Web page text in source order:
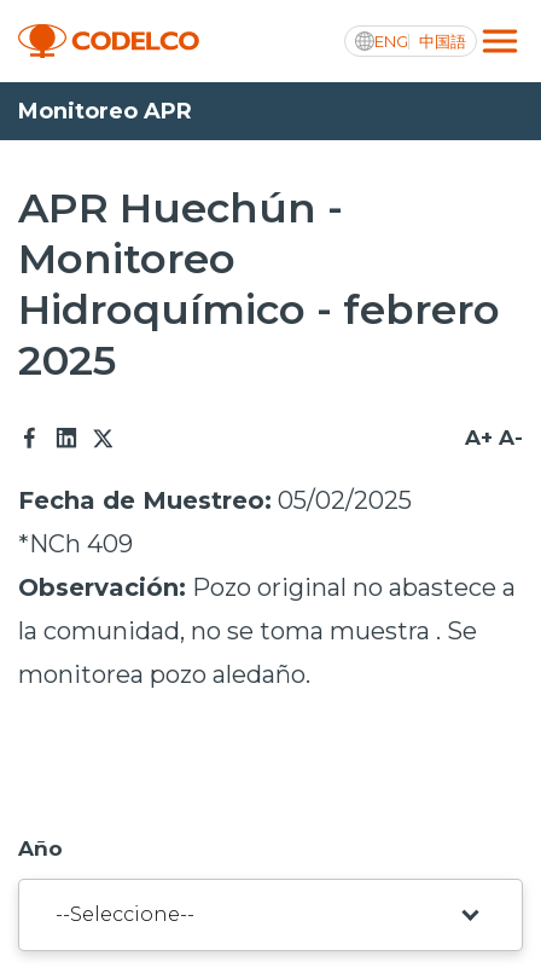
ENG 中国語
Transparencia activa
Nosotros
Operaciones
Proyectos
Trabaja en Codelco
Transparencia activa
Monitoreo APR
APR Huechún -
Monitoreo
Hidroquímico - febrero
2025
A+ A-
Fecha de Muestreo: 05/02/2025
*NCh 409
Observación: Pozo original no abastece a
la comunidad, no se toma muestra . Se
monitorea pozo aledaño.
Año